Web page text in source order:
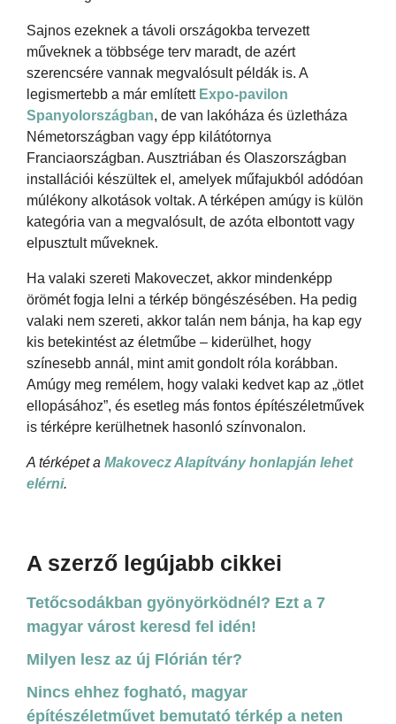
Sajnos ezeknek a távoli országokba tervezett
műveknek a többsége terv maradt, de azért
szerencsére vannak megvalósult példák is. A
legismertebb a már említett Expo-pavilon
Spanyolországban, de van lakóháza és üzletháza
Németországban vagy épp kilátótornya
Franciaországban. Ausztriában és Olaszországban
installációi készültek el, amelyek műfajukból adódóan
múlékony alkotások voltak. A térképen amúgy is külön
kategória van a megvalósult, de azóta elbontott vagy
elpusztult műveknek.
Ha valaki szereti Makoveczet, akkor mindenképp
örömét fogja lelni a térkép böngészésében. Ha pedig
valaki nem szereti, akkor talán nem bánja, ha kap egy
kis betekintést az életműbe – kiderülhet, hogy
színesebb annál, mint amit gondolt róla korábban.
Amúgy meg remélem, hogy valaki kedvet kap az „ötlet
ellopásához”, és esetleg más fontos építészéletművek
is térképre kerülhetnek hasonló színvonalon.
A térképet a Makovecz Alapítvány honlapján lehet
elérni.
A szerző legújabb cikkei
Tetőcsodákban gyönyörködnél? Ezt a 7
magyar várost keresd fel idén!
Milyen lesz az új Flórián tér?
Nincs ehhez fogható, magyar
építészéletművet bemutató térkép a neten